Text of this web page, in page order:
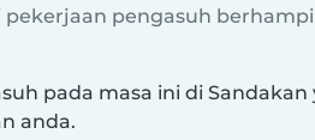
pekerjaan pengasuh
pada masa ini di Sandakan
anda.